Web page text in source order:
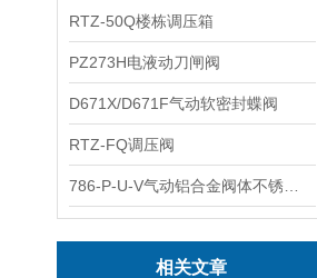
RTZ-50Q楼栋调压箱
PZ273H电液动刀闸阀
D671X/D671F气动软密封蝶阀
RTZ-FQ调压阀
相关文章